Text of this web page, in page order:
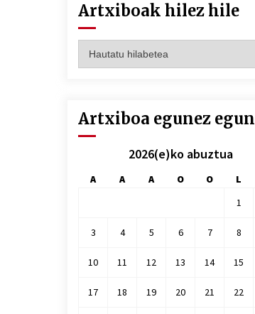
Artxiboak hilez hile
hilez
Artxiboa egunez egun
2026(e)ko abuztua
A A A O O L
1
3 4 5 6 7 8
10 11 12 13 14 15
17 18 19 20 21 22